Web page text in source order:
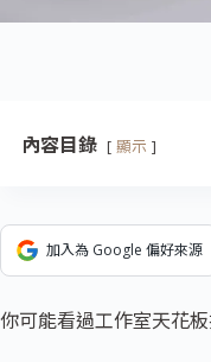
內容目錄 顯示
加入為 Google 偏好來源
你可能看過工作室天花